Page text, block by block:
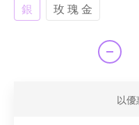
銀 玫 瑰 金
以優